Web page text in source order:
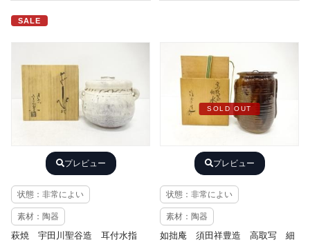
SALE
プレビュー
状態：非常によい
素材：陶器
萩焼 宇田川聖谷造 耳付水指
SOLD OUT
プレビュー
状態：非常によい
素材：陶器
如拙庵 須田祥豊造 高取写 細